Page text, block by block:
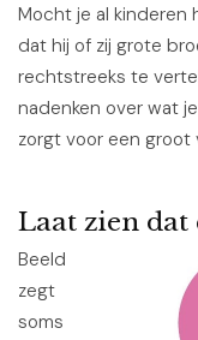
Mocht je al kinderen
dat hij of zij grote
rechtstreeks te
nadenken over wat
zorgt voor een groot
Laat zien dat
Beeld
zegt
soms